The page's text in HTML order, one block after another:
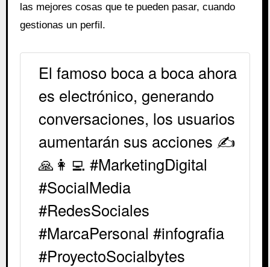
las mejores cosas que te pueden pasar, cuando
gestionas un perfil.
El famoso boca a boca ahora
es electrónico, generando
conversaciones, los usuarios
aumentarán sus acciones ✍️
🙏👩‍💻 #MarketingDigital
#SocialMedia
#RedesSociales
#MarcaPersonal #infografia
#ProyectoSocialbytes